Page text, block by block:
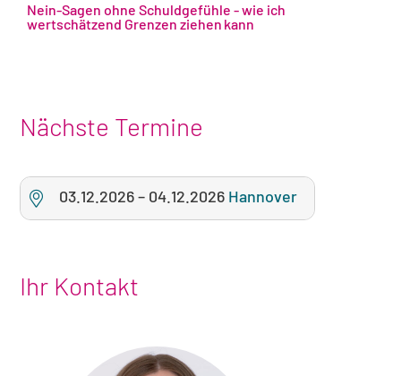
Nein-Sagen ohne Schuldgefühle - wie ich
wertschätzend Grenzen ziehen kann
Nächste Termine
03.12.2026– 04.12.2026 Hannover
Ihr Kontakt
Foto